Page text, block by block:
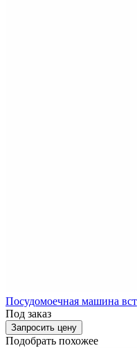
Посудомоечная машина
Под заказ
Запросить цену
Подобрать похожее